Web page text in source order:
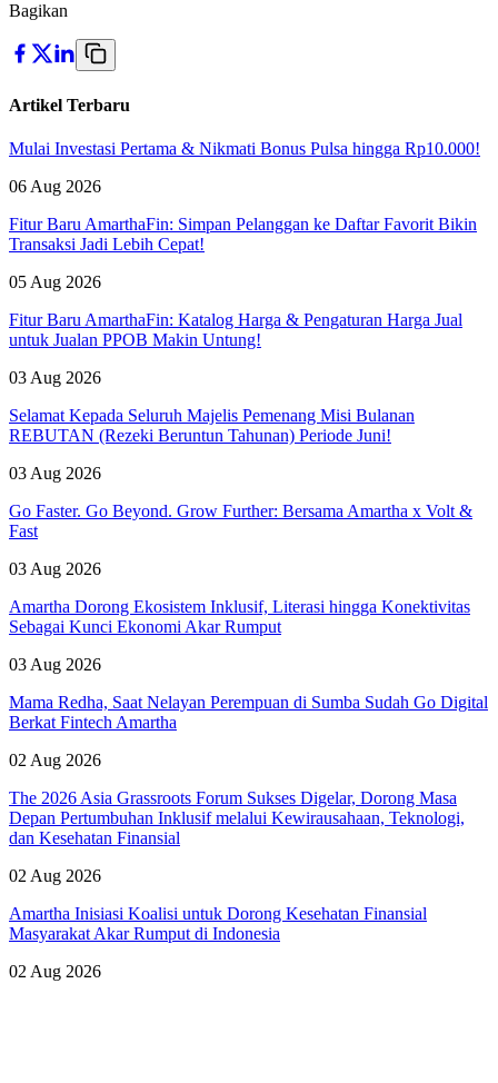
Bagikan
Artikel Terbaru
Mulai Investasi Pertama & Nikmati Bonus Pulsa hingga Rp10.000!
06 Aug 2026
Fitur Baru AmarthaFin: Simpan Pelanggan ke Daftar Favorit Bikin
Transaksi Jadi Lebih Cepat!
05 Aug 2026
Fitur Baru AmarthaFin: Katalog Harga & Pengaturan Harga Jual
untuk Jualan PPOB Makin Untung!
03 Aug 2026
Selamat Kepada Seluruh Majelis Pemenang Misi Bulanan
REBUTAN (Rezeki Beruntun Tahunan) Periode Juni!
03 Aug 2026
Go Faster. Go Beyond. Grow Further: Bersama Amartha x Volt &
Fast
03 Aug 2026
Amartha Dorong Ekosistem Inklusif, Literasi hingga Konektivitas
Sebagai Kunci Ekonomi Akar Rumput
03 Aug 2026
Mama Redha, Saat Nelayan Perempuan di Sumba Sudah Go Digital
Berkat Fintech Amartha
02 Aug 2026
The 2026 Asia Grassroots Forum Sukses Digelar, Dorong Masa
Depan Pertumbuhan Inklusif melalui Kewirausahaan, Teknologi,
dan Kesehatan Finansial
02 Aug 2026
Amartha Inisiasi Koalisi untuk Dorong Kesehatan Finansial
Masyarakat Akar Rumput di Indonesia
02 Aug 2026